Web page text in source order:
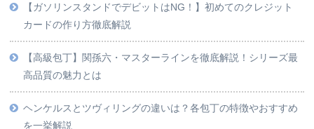
【ガソリンスタンドでデビットはNG！】初めてのクレジット
カードの作り方徹底解説
【高級包丁】関孫六・マスターラインを徹底解説！シリーズ最
高品質の魅力とは
ヘンケルスとツヴィリングの違いは？各包丁の特徴やおすすめ
を一挙解説